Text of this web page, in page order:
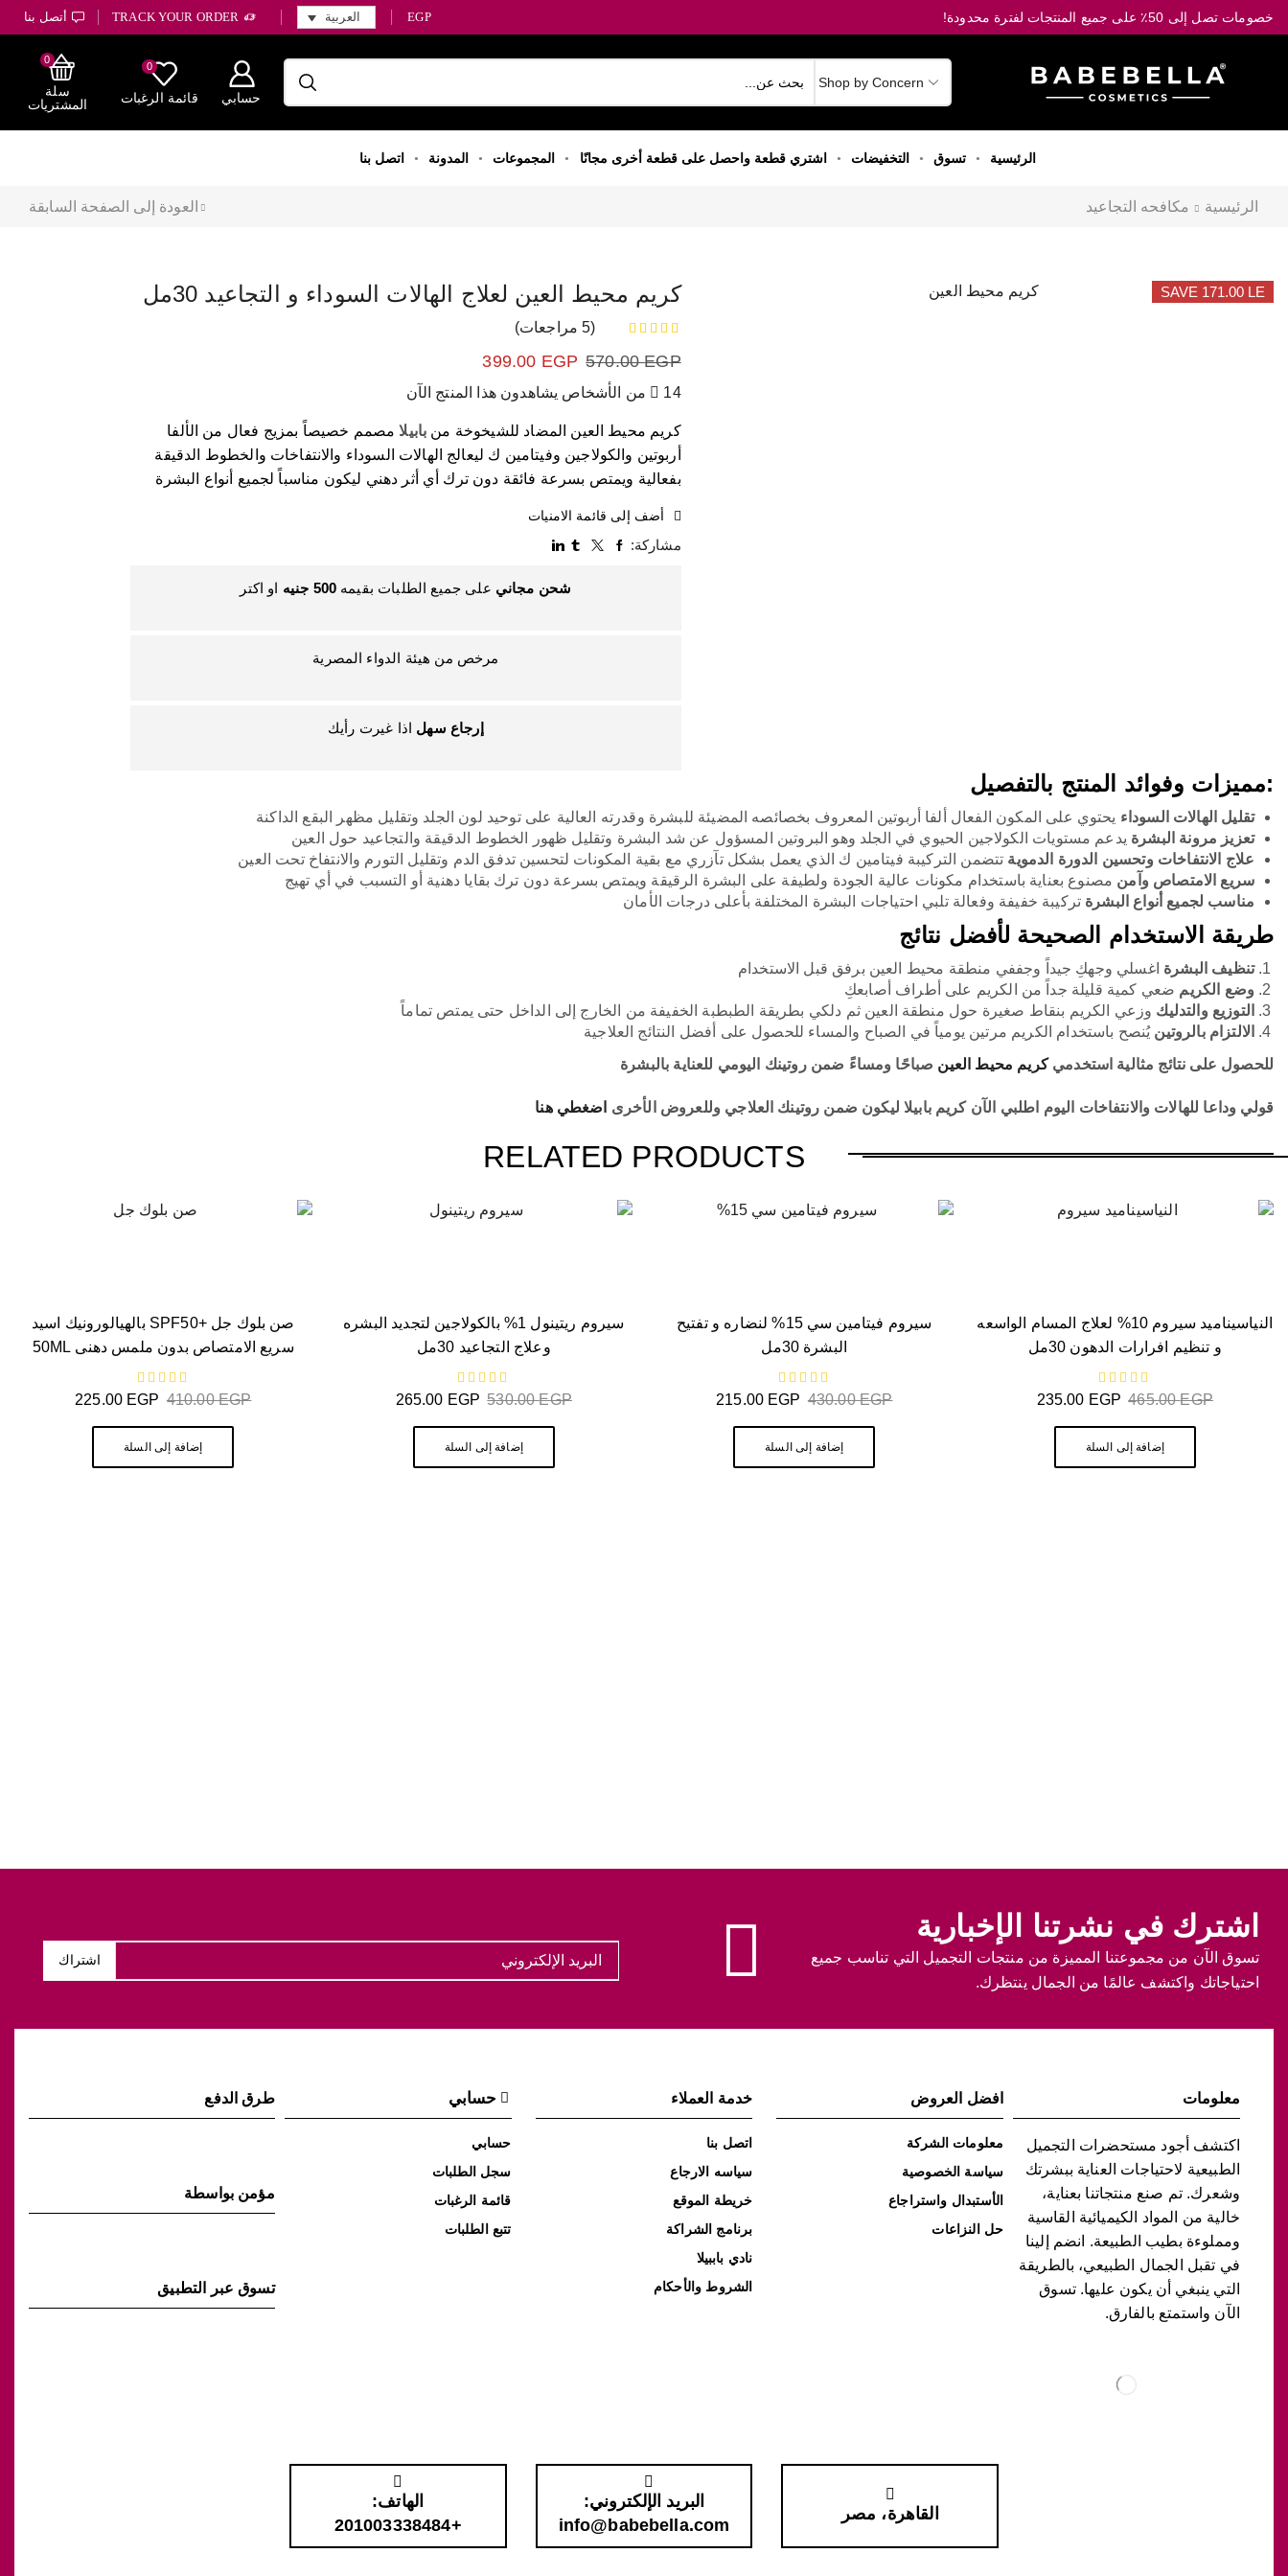
خصومات تصل إلى 50٪ على جميع المنتجات لفترة محدودة! EGP العربية TRACK YOUR ORDER أتصل بنا
حسابي
0
قائمة الرغبات
0
سلة
المشتريات
الرئيسية تسوق التخفيضات اشتري قطعة واحصل على قطعة أخرى مجانًا المجموعات المدونة اتصل بنا
الرئيسية مكافحه التجاعيد العودة إلى الصفحة السابقة
SAVE 171.00 LE
SAVE 171.00 LE
كريم محيط العين لعلاج الهالات السوداء و التجاعيد 30مل
(
5مراجعات)
570.00EGP
399.00 EGP
14 من الأشخاص يشاهدون هذا المنتج الآن
كريم محيط العين المضاد للشيخوخة من بابيلامصمم خصيصاً بمزيج فعال من الألفا
أربوتين والكولاجين وفيتامين ك ليعالج الهالات السوداء والانتفاخات والخطوط الدقيقة
بفعالية ويمتص بسرعة فائقة دون ترك أي أثر دهني ليكون مناسباً لجميع أنواع البشرة
أضف إلى قائمة الامنيات
مشاركة:
شحن مجاني على جميع الطلبات بقيمه 500 جنيه او اكتر
مرخص من هيئة الدواء المصرية
إرجاع سهل اذا غيرت رأيك
:مميزات وفوائد المنتج بالتفصيل
تقليل الهالات السوداء يحتوي على المكون الفعال ألفا أربوتين المعروف بخصائصه المضيئة للبشرة وقدرته العالية على توحيد لون الجلد وتقليل مظهر البقع الداكنة
تعزيز مرونة البشرة يدعم مستويات الكولاجين الحيوي في الجلد وهو البروتين المسؤول عن شد البشرة وتقليل ظهور الخطوط الدقيقة والتجاعيد حول العين
علاج الانتفاخات وتحسين الدورة الدموية تتضمن التركيبة فيتامين ك الذي يعمل بشكل تآزري مع بقية المكونات لتحسين تدفق الدم وتقليل التورم والانتفاخ تحت العين
سريع الامتصاص وآمن مصنوع بعناية باستخدام مكونات عالية الجودة ولطيفة على البشرة الرقيقة ويمتص بسرعة دون ترك بقايا دهنية أو التسبب في أي تهيج
مناسب لجميع أنواع البشرة تركيبة خفيفة وفعالة تلبي احتياجات البشرة المختلفة بأعلى درجات الأمان
طريقة الاستخدام الصحيحة لأفضل نتائج
تنظيف البشرة اغسلي وجهكِ جيداً وجففي منطقة محيط العين برفق قبل الاستخدام
وضع الكريم ضعي كمية قليلة جداً من الكريم على أطراف أصابعكِ
التوزيع والتدليك وزعي الكريم بنقاط صغيرة حول منطقة العين ثم دلكي بطريقة الطبطبة الخفيفة من الخارج إلى الداخل حتى يمتص تماماً
الالتزام بالروتين يُنصح باستخدام الكريم مرتين يومياً في الصباح والمساء للحصول على أفضل النتائج العلاجية
للحصول على نتائج مثالية استخدميكريم محيط العين صباحًا ومساءً ضمن روتينك اليومي للعناية بالبشرة
قولي وداعا للهالات والانتفاخات اليوم اطلبي الآن كريم بابيلا ليكون ضمن روتينك العلاجي وللعروض الأخرى اضغطي هنا
RELATED PRODUCTS
النياسيناميد سيروم 10% لعلاج المسام الواسعه
و تنظيم افرارات الدهون 30مل
465.00EGP
235.00 EGP
إضافة إلى السلة
سيروم فيتامين سي 15% لنضاره و تفتيح
البشرة 30مل
430.00EGP
215.00 EGP
إضافة إلى السلة
سيروم ريتينول 1% بالكولاجين لتجديد البشره
وعلاج التجاعيد 30مل
530.00EGP
265.00 EGP
إضافة إلى السلة
صن بلوك جل +SPF50 بالهيالورونيك اسيد
سريع الامتصاص بدون ملمس دهنى 50ML
410.00EGP
225.00 EGP
إضافة إلى السلة
اشترك في نشرتنا الإخبارية
تسوق الآن من مجموعتنا المميزة من منتجات التجميل التي تناسب جميع
احتياجاتك واكتشف عالمًا من الجمال ينتظرك.
معلومات
اكتشف أجود مستحضرات التجميل
الطبيعية لاحتياجات العناية ببشرتك
وشعرك. تم صنع منتجاتنا بعناية،
خالية من المواد الكيميائية القاسية
ومملوءة بطيب الطبيعة. انضم إلينا
في تقبل الجمال الطبيعي، بالطريقة
التي ينبغي أن يكون عليها. تسوق
الآن واستمتع بالفارق.
افضل العروض
معلومات الشركة
سياسة الخصوصية
الأستبدال واستراجاع
حل النزاعات
خدمة العملاء
اتصل بنا
سياسه الارجاع
خريطة الموقع
برنامج الشراكة
نادي باببيلا
الشروط والأحكام
حسابي
حسابي
سجل الطلبات
قائمة الرغبات
تتبع الطلبات
طرق الدفع
مؤمن بواسطة
تسوق عبر التطبيق
القاهرة، مصر
البريد الإلكتروني:
info@babebella.com
الهاتف:
+201003338484